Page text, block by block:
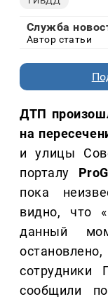
Служба
Автор статьи
ДТП
на
и улицы
порталу
пока
видно, что
данный
сотрудники
сообщили